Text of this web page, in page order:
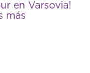
en Varsovia!
más